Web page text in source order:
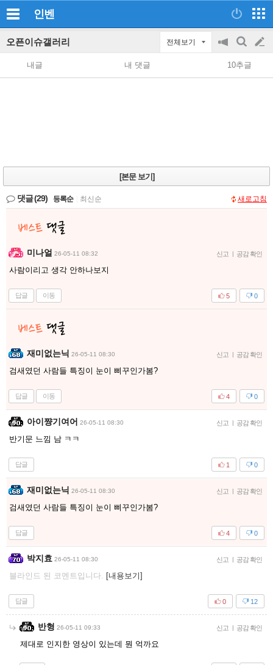
인벤
오픈이슈갤러리 전체보기
공
지
on/off
검
색
글
쓰
내글 내 댓글 10추글
[본문 보기]
댓글(29) 등록순 최신순 새로고침
미나얼 26-05-11 08:32 신고 | 공감 확인
사람이리고 생각 안하나보지
답글 이동 0
5
재미없는닉 26-05-11 08:30 신고 | 공감 확인
검새였던 사람들 특징이 눈이 삐꾸인가봄?
답글 이동 0
4
아이쨩기여어 26-05-11 08:30 신고 | 공감 확인
반기문 느낌 남 ㅋㅋ
답글 0
1
재미없는닉 26-05-11 08:30 신고 | 공감 확인
검새였던 사람들 특징이 눈이 삐꾸인가봄?
답글 0
4
박지효 26-05-11 08:30 신고 | 공감 확인
블라인드 된 코멘트입니다. [내용보기]
답글 12
0
반형 26-05-11 09:33 신고 | 공감 확인
제대로 인지한 영상이 있는데 뭔 억까요